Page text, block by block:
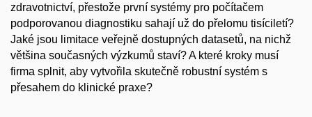
zdravotnictví, přestože první systémy pro počítačem
podporovanou diagnostiku sahají už do přelomu tisíciletí?
Jaké jsou limitace veřejně dostupných datasetů, na nichž
většina současných výzkumů staví? A které kroky musí
firma splnit, aby vytvořila skutečně robustní systém s
přesahem do klinické praxe?